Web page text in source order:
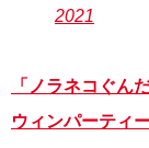
2021
「ノラネコぐん
ウィンパーティ